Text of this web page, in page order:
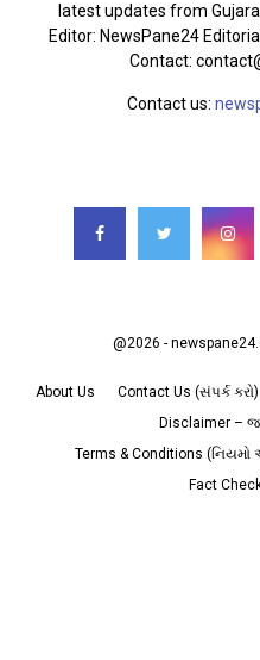
latest updates from
Editor: NewsPane24
Contact:
Contact us:
@2026 -
About Us Contact Us (સંપર્ક કરો)
Disclaimer –
Terms & Conditions (નિયમો
Fact